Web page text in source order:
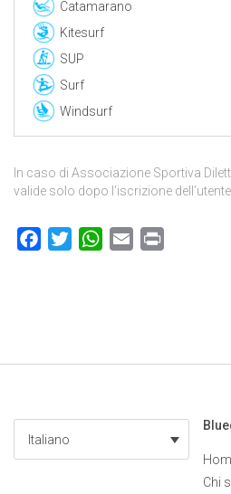
Catamarano
Kitesurf
SUP
Surf
Windsurf
In caso di Associazione Sportiva
valide solo dopo l’iscrizione dell’utente
FacebookTwitterWhatsApp
Email
Italiano
Chi